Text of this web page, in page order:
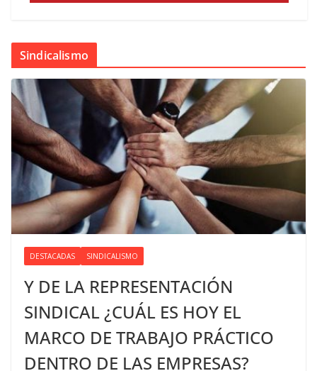
Sindicalismo
DESTACADAS SINDICALISMO
Y DE LA REPRESENTACIÓN
SINDICAL ¿CUÁL ES HOY EL
MARCO DE TRABAJO PRÁCTICO
DENTRO DE LAS EMPRESAS?